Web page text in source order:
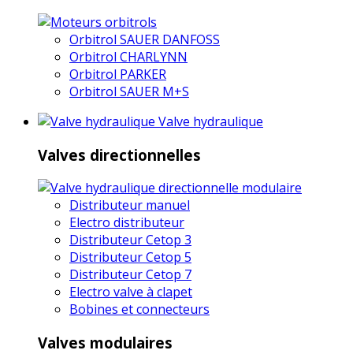
Orbitrol SAUER DANFOSS
Orbitrol CHARLYNN
Orbitrol PARKER
Orbitrol SAUER M+S
Valve hydraulique
Valves directionnelles
Distributeur manuel
Electro distributeur
Distributeur Cetop 3
Distributeur Cetop 5
Distributeur Cetop 7
Electro valve à clapet
Bobines et connecteurs
Valves modulaires